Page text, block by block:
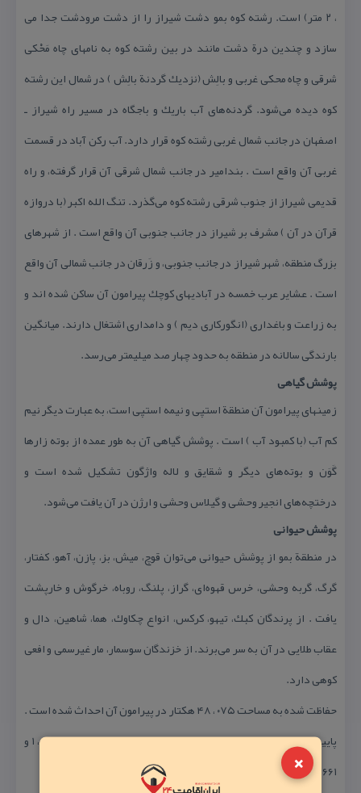
×
، ۲ متر) است. رشته كوه بمو دشت شیراز را از دشت مرودشت جدا می
سازد و چندین درة دشت مانند در بین رشته كوه به نامهای چاه مَحْكی
شرقی و چاه محكی غربی و بالِش (نزدیك گردنة بالِش ) در شمال این رشته
كوه دیده می‌شود. گردنه‌های آب باریك و باجگاه در مسیر راه شیراز ـ
اصفهان در جانب شمال غربی رشته كوه قرار دارد. آب ركن آباد در قسمت
غربی آن واقع است . بندامیر در جانب شمال شرقی آن قرار گرفته، و راه
قدیمی شیراز از جنوب شرقی رشته كوه می‌گذرد. تنگ الله اكبر (با دروازه
قرآن در آن ) مشرف بر شیراز در جانب جنوبی آن واقع است . از شهرهای
بزرگ منطقه، شهر شیراز در جانب جنوبی، و زَرقان در جانب شمالی آن واقع
است . عشایر عرب خمسه در آبادیهای كوچك پیرامون آن ساكن شده اند و
به زراعت و باغداری (انگوركاری دیم ) و دامداری اشتغال دارند. میانگین
بارندگی سالانه در منطقه به حدود چهار صد میلیمتر می‌رسد.
پوشش گیاهی
زمینهای پیرامون آن منطقة استپی و نیمه استپی است، به عبارت دیگر نیم
كم آب (با كمبود آب ) است . پوشش گیاهی آن به طور عمده از بوته زارها
گَوَن و بوته‌های دیگر و شقایق و لاله واژگون تشكیل شده است و
درختچه‌های انجیر وحشی و گیلاس وحشی و ارژن در آن یافت می‌شود.
پوشش حیوانی
در منطقة بمو از پوشش حیوانی می‌توان قوچ، میش، بز، پازن، آهو، كفتار،
گرگ، گربه وحشی، خرس قهوه‌ای، گراز، پلنگ، روباه، خرگوش و خارپشت
یافت . از پرندگان كبك، تیهو، كركس، انواع چكاوك، هما، شاهین، دال و
عقاب طلایی در آن به سر می‌برند. از خزندگان سوسمار، مار غیرسمی و افعی
كوهی دارد.
حفاظت شده به مساحت ۰۷۵ ، ۴۸ هكتار در پیرامون آن احداث شده است .
پایین‌ترین و بالاترین نقطة محدودة پارك از سطح دریا به ترتیب ۵۵۰ ، ۱ و
۶۶۱ ، ۲متر است.